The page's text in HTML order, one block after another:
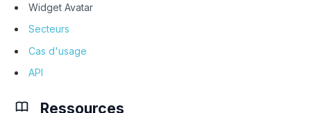
Widget Avatar
Secteurs
Cas d'usage
API
Ressources